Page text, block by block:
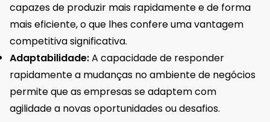
capazes de produzir mais rapidamente e de forma
mais eficiente, o que lhes confere uma vantagem
competitiva significativa.
Adaptabilidade:A capacidade de responder
rapidamente a mudanças no ambiente de negócios
permite que as empresas se adaptem com
agilidade a novas oportunidades ou desafios.